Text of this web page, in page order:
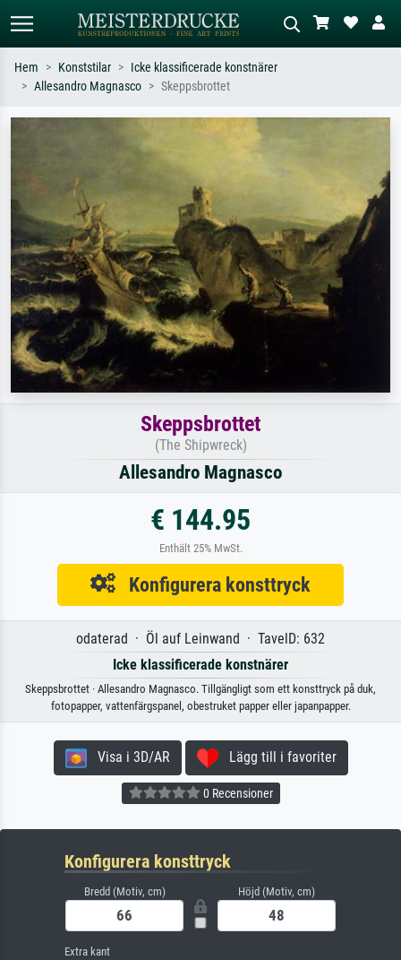
Sök efter konstnär, titel eller stil –
t.ex. Monet, Stjärnenatt,
impressionism, Hokusai-våg, naken.
Beskriv scenen – t.ex. grön äng,
Hem Konststilar
Icke klassificerade konstnärer
Allesandro Magnasco
Skeppsbrottet
Skeppsbrottet
(The Shipwreck)
Allesandro Magnasco
€ 144.95
Enthält 25% MwSt.
Konfigurera konsttryck
odaterad · Öl auf Leinwand · TavelD: 632
Icke klassificerade konstnärer
Skeppsbrottet · Allesandro Magnasco. Tillgängligt som ett konsttryck på duk,
fotopapper, vattenfärgspanel, obestruket papper eller japanpapper.
Visa i 3D/AR Lägg till i favoriter
0 Recensioner
Konfigurera konsttryck
Bredd (Motiv, cm) Höjd (Motiv, cm)
Extra kant